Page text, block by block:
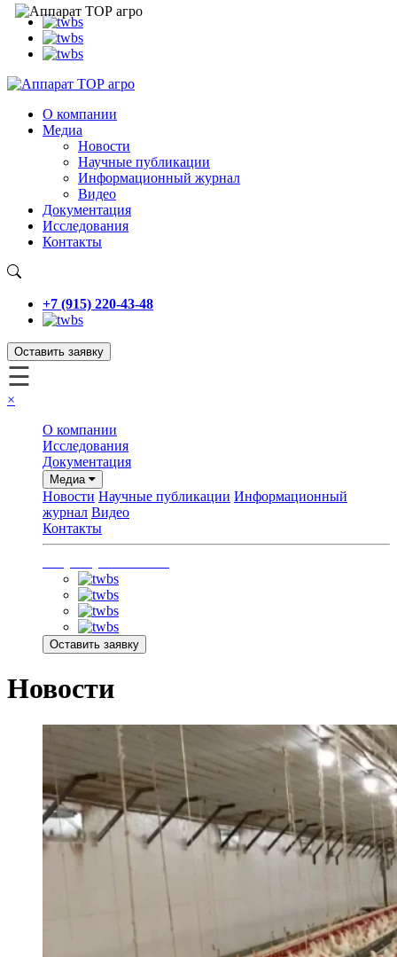
О компании
Медиа
Новости
Научные публикации
Информационный журнал
Видео
Документация
Исследования
Контакты
+7 (915) 220-43-48
Оставить заявку
☰
×
О компании
Исследования
Документация
Медиа
Новости Научные публикации Информационный
журнал Видео
Контакты
Оставить заявку
Новости